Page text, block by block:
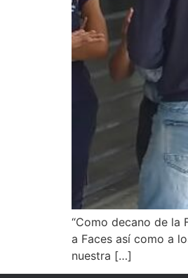
“Como decano de la
a Faces así como a
nuestra […]